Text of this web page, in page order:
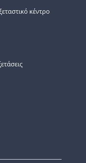
κέντρο